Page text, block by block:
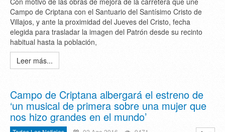
Campo de Criptana con el Santuario del Santísimo Cristo de
Villajos, y ante la proximidad del Jueves del Cristo, fecha
elegida para trasladar la imagen del Patrón desde su recinto
habitual hasta la población,
Leer más...
Campo de Criptana albergará el estreno de
‘un musical de primera sobre una mujer que
nos hizo grandes en el mundo’